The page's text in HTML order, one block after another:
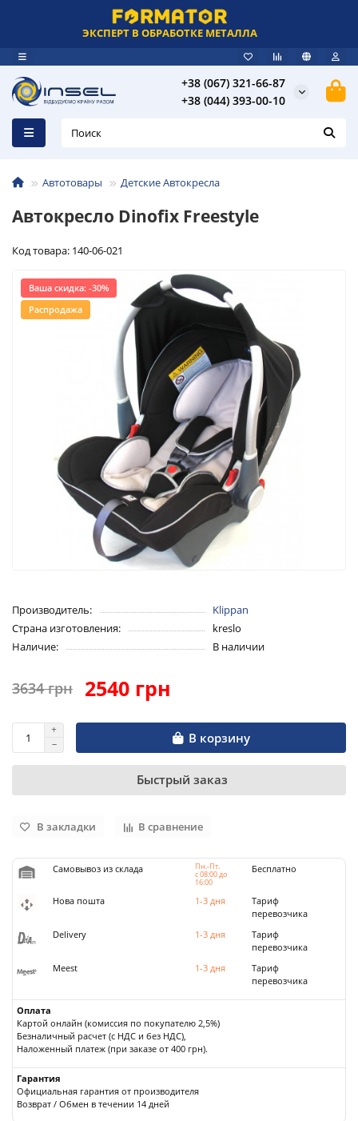
ЭКСПЕРТ В ОБРАБОТКЕ МЕТАЛЛА
+38 (067) 321-66-87
+38 (044) 393-00-10
Автотовары Детские Автокресла
Автокресло Dinofix Freestyle
Код товара: 140-06-021
Ваша скидка: -30%
Распродажа
Производитель:
Klippan
Страна изготовления:
kreslo
Наличие:
В наличии
3634 грн 2540 грн
В корзину
Быстрый заказ
В закладки В сравнение
Самовывоз из склада Пн.-Пт.
с 08:00 до
16:00
Бесплатно
Нова пошта 1-3 дня
Тариф
перевозчика
Delivery
1-3 дня
Тариф
перевозчика
Meest
1-3 дня
Тариф
перевозчика
Оплата
Картой онлайн (комиссия по покупателю 2,5%)
Безналичный расчет (с НДС и без НДС),
Наложенный платеж (при заказе от 400 грн).
Гарантия
Официальная гарантия от производителя
Возврат / Обмен в течении 14 дней